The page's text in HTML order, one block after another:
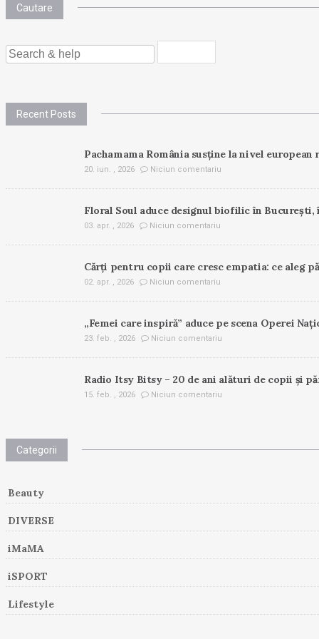
Cautare
SEARCH
FOR:
Recent Posts
Pachamama România susține la nivel
20. iun. , 2026 Niciun comentariu
Floral Soul aduce designul biofilic în
03. apr. , 2026 Niciun comentariu
Cărți pentru copii care cresc empatia: ce aleg
02. apr. , 2026 Niciun comentariu
„Femei care inspiră” aduce pe scena Operei
23. feb. , 2026 Niciun comentariu
Radio Itsy Bitsy – 20 de ani alături de copii și
15. feb. , 2026 Niciun comentariu
Categorii
Beauty
DIVERSE
iMaMA
iSPORT
Lifestyle